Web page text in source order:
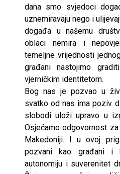
dana smo svjedoci
uznemiravaju nego i
događa u našemu
oblaci nemira i
temeljne vrijednosti
građani nastojimo
vjerničkim identitetom.
Bog nas je pozvao u
svatko od nas ima poziv
slobodi uloži upravo u
Osjećamo odgovornost
Makedoniji. I u ovoj
pozvani kao građani i
autonomiju i suverenitet